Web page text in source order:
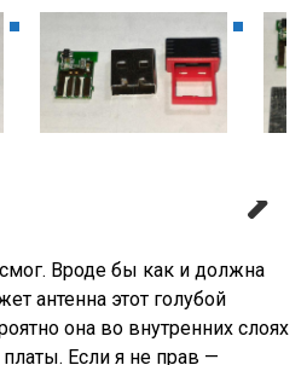
смог. Вроде бы как и должна
антенна этот голубой
она во внутренних слоях
Если я не прав —